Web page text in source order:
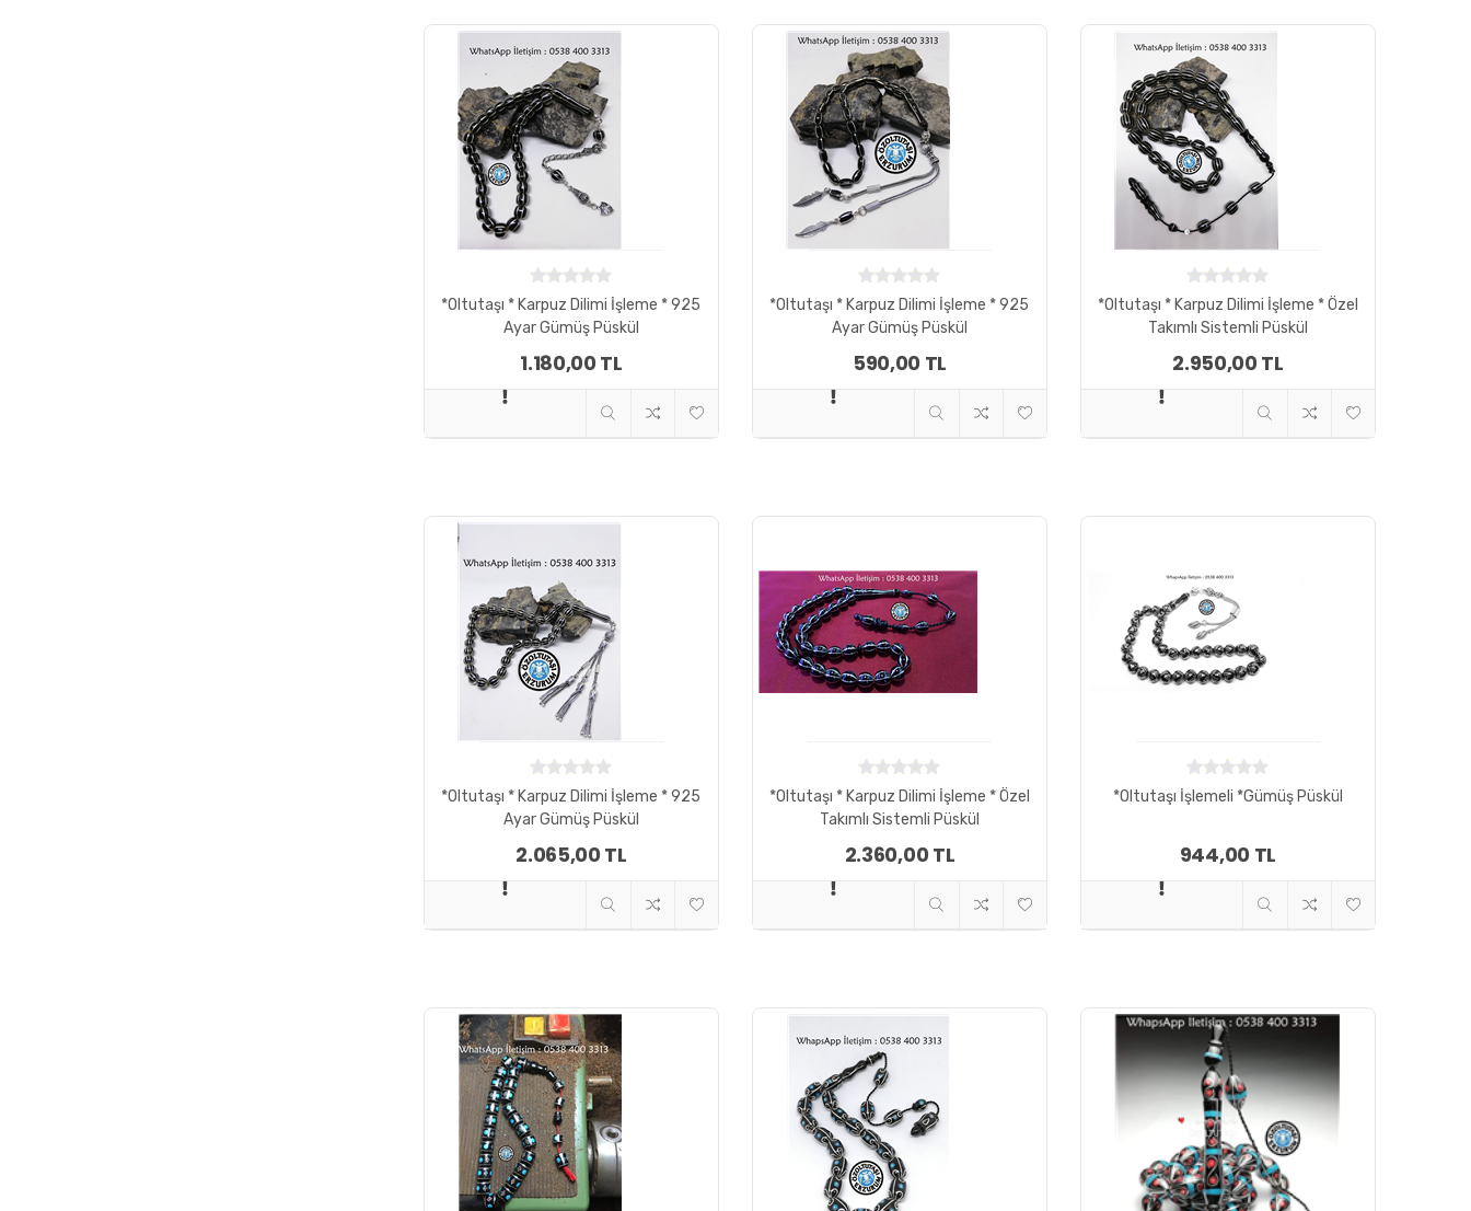
Tüm Temalar Tema 01 Tema03 Tema 06
*Oltutaşı * Karpuz Dilimi İşleme * 925
Ayar Gümüş Püskül
1.180,00 TL
*Oltutaşı * Karpuz Dilimi İşleme * 925
Ayar Gümüş Püskül
590,00 TL
*Oltutaşı * Karpuz Dilimi İşleme * Özel
Takımlı Sistemli Püskül
2.950,00 TL
*Oltutaşı * Karpuz Dilimi İşleme * 925
Ayar Gümüş Püskül
2.065,00 TL
*Oltutaşı * Karpuz Dilimi İşleme * Özel
Takımlı Sistemli Püskül
2.360,00 TL
*Oltutaşı İşlemeli *Gümüş Püskül
944,00 TL